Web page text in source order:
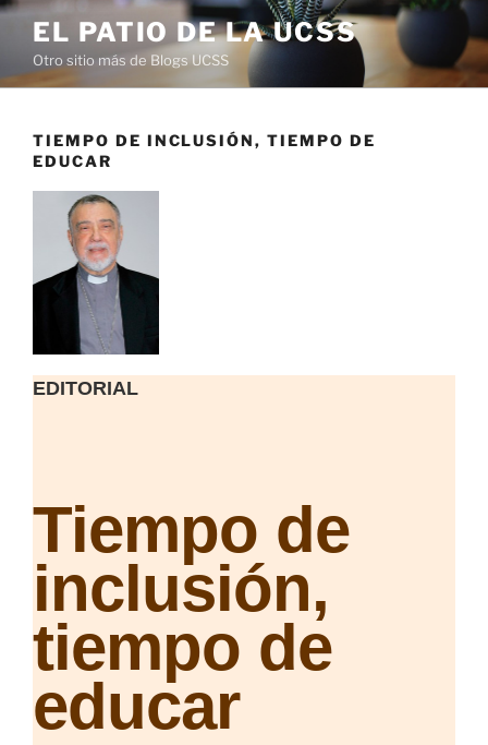
Saltar
contenido
EL PATIO DE LA UCSS
Otro sitio más de Blogs UCSS
TIEMPO DE INCLUSIÓN, TIEMPO DE
EDUCAR
EDITORIAL
Tiempo de
inclusión,
tiempo de
educar